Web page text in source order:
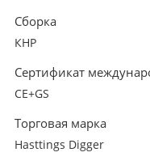
Сборка
КНР
Сертификат
CE+GS
Торговая марка
Hasttings Digger